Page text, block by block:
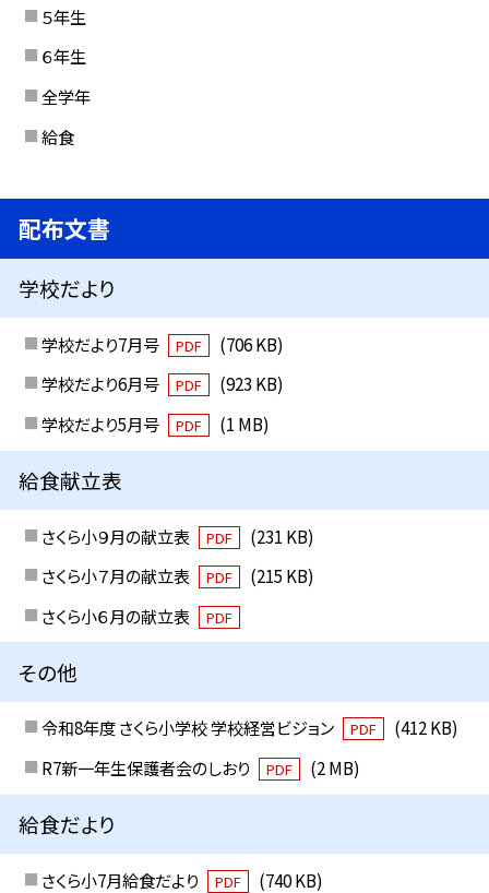
５年生
６年生
全学年
給食
配布文書
学校だより
学校だより7月号 PDF
(706 KB)
学校だより6月号
PDF
(923 KB)
学校だより5月号
PDF (1 MB)
給食献立表
さくら小９月の献立表 PDF
(231 KB)
さくら小７月の献立表
PDF
(215 KB)
さくら小６月の献立表
PDF
その他
令和8年度 さくら小学校 学校経営ビジョン PDF
(412 KB)
R7新一年生保護者会のしおり
PDF (2 MB)
給食だより
さくら小7月給食だより PDF
(740 KB)